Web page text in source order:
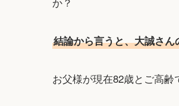
結論から言うと、大誠さ
お父様が現在82歳とご高齢